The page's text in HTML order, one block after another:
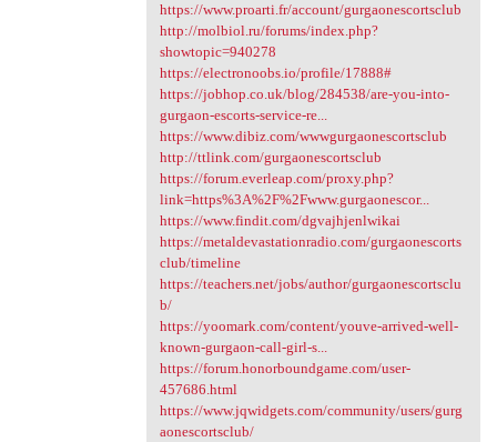
https://www.proarti.fr/account/gurgaonescortsclub
http://molbiol.ru/forums/index.php?
showtopic=940278
https://electronoobs.io/profile/17888#
https://jobhop.co.uk/blog/284538/are-you-into-
gurgaon-escorts-service-re...
https://www.dibiz.com/wwwgurgaonescortsclub
http://ttlink.com/gurgaonescortsclub
https://forum.everleap.com/proxy.php?
link=https%3A%2F%2Fwww.gurgaonescor...
https://www.findit.com/dgvajhjenlwikai
https://metaldevastationradio.com/gurgaonescorts
club/timeline
https://teachers.net/jobs/author/gurgaonescortsclu
b/
https://yoomark.com/content/youve-arrived-well-
known-gurgaon-call-girl-s...
https://forum.honorboundgame.com/user-
457686.html
https://www.jqwidgets.com/community/users/gurg
aonescortsclub/